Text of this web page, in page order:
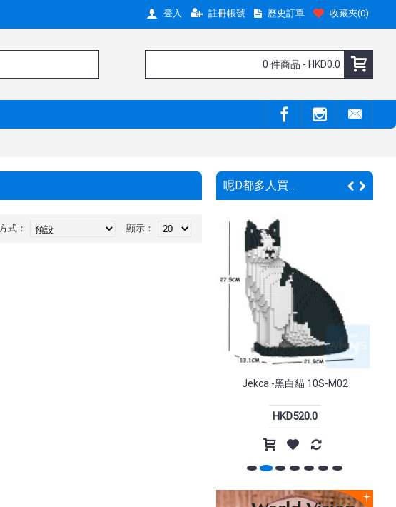
登入 註冊帳號 歷史訂單 收藏夾(0)
0 件商品 - HKD0.0
新嘢呀 !
Incase - Tracks Backpack 背包
呢D都多人買...
Jekca - 馬 03S M01/M02/
顯示：
式：